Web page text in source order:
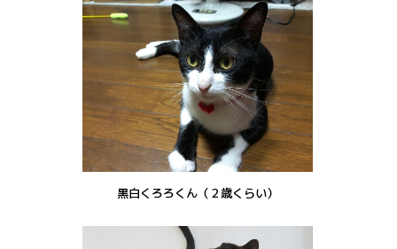
黒白くろろくん（２歳くらい）